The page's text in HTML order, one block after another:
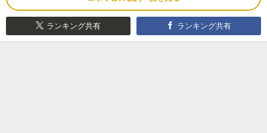
ランキング共有 ランキング共有